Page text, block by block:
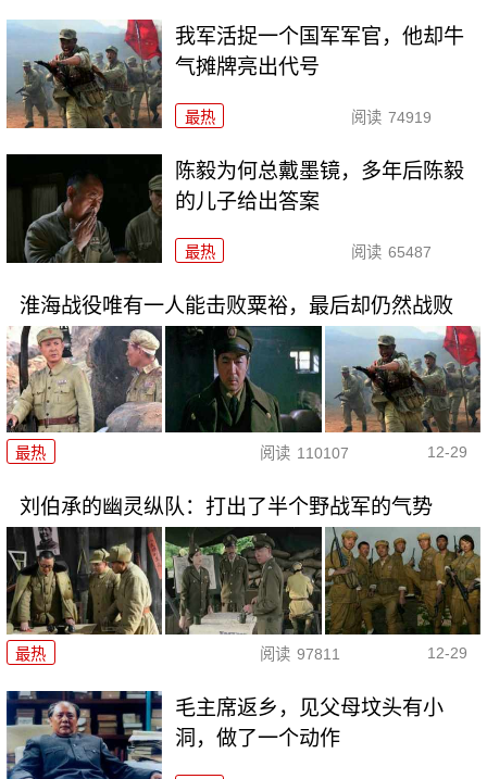
我军活捉一个国军军官，他却牛
气摊牌亮出代号
最热 阅读 74919
陈毅为何总戴墨镜，多年后陈毅
的儿子给出答案
最热 阅读 65487
淮海战役唯有一人能击败粟裕，最后却仍然战败
最热 阅读 110107 12-29
刘伯承的幽灵纵队：打出了半个野战军的气势
最热 阅读 97811 12-29
毛主席返乡，见父母坟头有小
洞，做了一个动作